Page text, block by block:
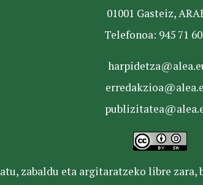
01001 Gasteiz,
Telefonoa: 945 71
zabaldu eta argitaratzeko libre